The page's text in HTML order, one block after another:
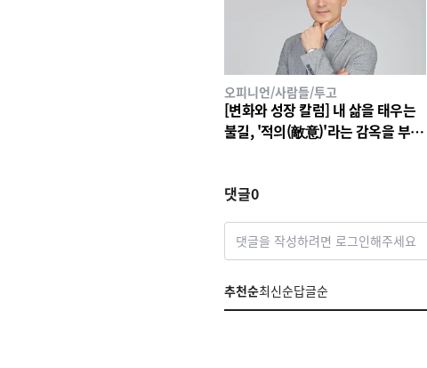
오피니언/사람들/투고
[변화와 성장 칼럼] 내 삶을 태우는
불길, '적의(敵意)'라는 감옥을 부숴
댓글0
댓글을 작성하려면 로그인해주세요
추천순최신순답글순